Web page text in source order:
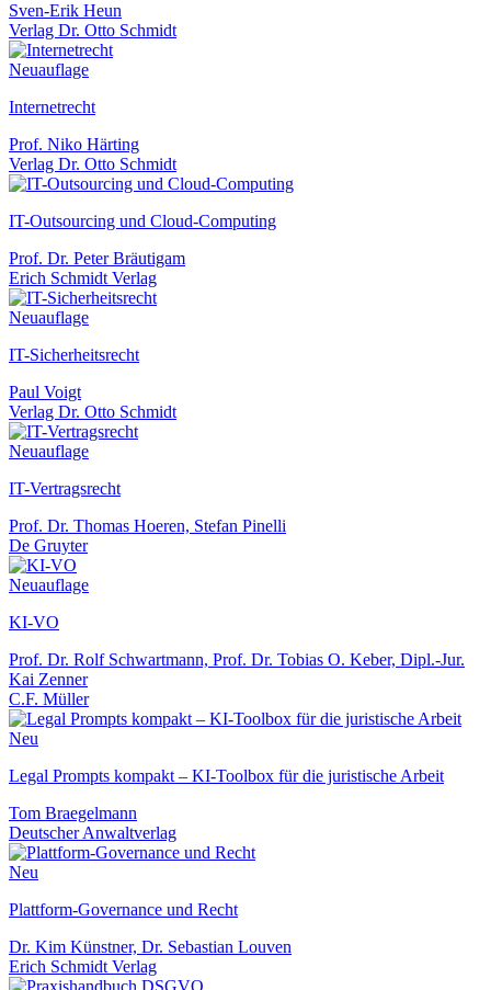
Sven-Erik Heun
Verlag Dr. Otto Schmidt
Neuauflage
Internetrecht
Prof. Niko Härting
Verlag Dr. Otto Schmidt
IT-Outsourcing und Cloud-Computing
Prof. Dr. Peter Bräutigam
Erich Schmidt Verlag
Neuauflage
IT-Sicherheitsrecht
Paul Voigt
Verlag Dr. Otto Schmidt
Neuauflage
IT-Vertragsrecht
Prof. Dr. Thomas Hoeren, Stefan Pinelli
De Gruyter
Neuauflage
KI-VO
Prof. Dr. Rolf Schwartmann, Prof. Dr. Tobias O. Keber, Dipl.-Jur.
Kai Zenner
C.F. Müller
Neu
Legal Prompts kompakt – KI-Toolbox für die juristische Arbeit
Tom Braegelmann
Deutscher Anwaltverlag
Neu
Plattform-Governance und Recht
Dr. Kim Künstner, Dr. Sebastian Louven
Erich Schmidt Verlag